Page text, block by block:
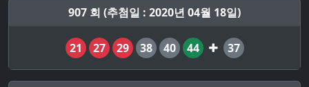
907 회 (추첨일 : 2020년 04월 18일)
21 27 29 38 40 44 37